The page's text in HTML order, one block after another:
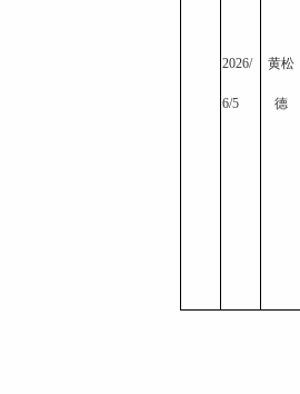
2026/
6/5
黄松
德